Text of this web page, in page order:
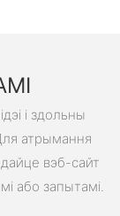
і здольны
атрымання
вэб-сайт
або запытамі.